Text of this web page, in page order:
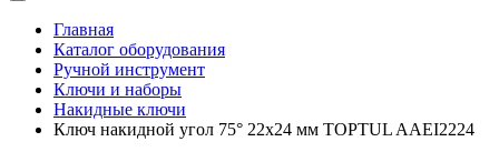
Главная
Каталог оборудования
Ручной инструмент
Ключи и наборы
Накидные ключи
Ключ накидной угол 75° 22х24 мм TOPTUL AAEI2224